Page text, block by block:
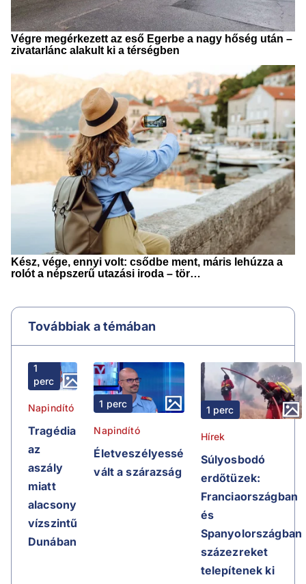
Továbbiak a témában
1
perc
Napindító
Tragédia
az
aszály
miatt
alacsony
vízszintű
Dunában
1 perc
Napindító
Életveszélyessé
vált a szárazság
1 perc
Hírek
Súlyosbodó
erdőtüzek:
Franciaországban
és
Spanyolországban
százezreket
telepítenek ki